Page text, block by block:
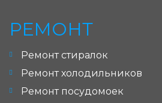
РЕМОНТ
Ремонт стиралок
Ремонт холодильников
Ремонт посудомоек